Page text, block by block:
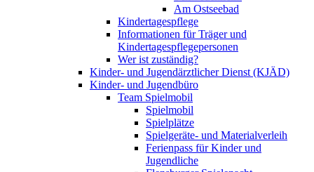
Am Ostseebad
Kindertagespflege
Informationen für Träger und
Kindertagespflegepersonen
Wer ist zuständig?
Kinder- und Jugendärztlicher Dienst (KJÄD)
Kinder- und Jugendbüro
Team Spielmobil
Spielmobil
Spielplätze
Spielgeräte- und Materialverleih
Ferienpass für Kinder und
Jugendliche